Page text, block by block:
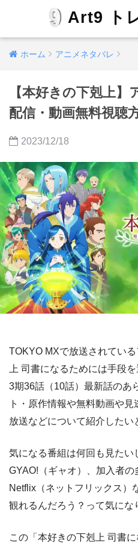
Art9 ト
ホーム アニメネタバレ
【本好きの下剋上】
配信・動画無料視聴
2023/12/18
TOKYO MXで放送されてい
上 司書になるためには手段
3期36話（10話）最新話のあ
ト・原作情報や無料動画や
放送などについて紹介したい
気になる番組は何回も見たい
GYAO!（ギャオ）、加入者
Netflix（ネットフリックス）
観れるんだろう？って気にな
この「本好きの下剋上 司書